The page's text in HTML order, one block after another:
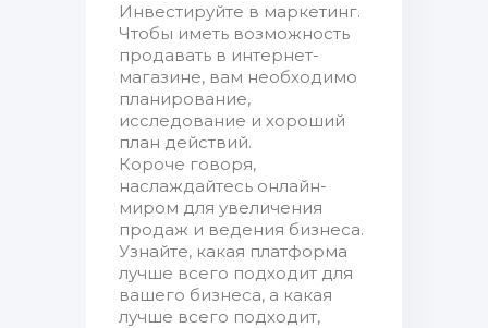
Инвестируйте в маркетинг.
Чтобы иметь возможность
продавать в интернет-
магазине, вам необходимо
планирование,
исследование и хороший
план действий.
Короче говоря,
наслаждайтесь онлайн-
миром для увеличения
продаж и ведения бизнеса.
Узнайте, какая платформа
лучше всего подходит для
вашего бизнеса, а какая
лучше всего подходит,